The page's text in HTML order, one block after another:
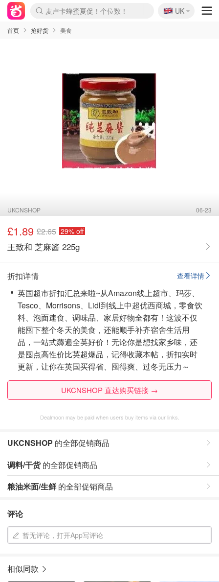
Prada/Miu 4.8折！
啥？必胜客披萨5折！
🇬🇧
UK
首页 抢好货 美食
UKCNSHOP 06-23
£1.89 £2.65 29% off
王致和 芝麻酱 225g
查看详情
折扣详情
英国超市折扣汇总来啦~从Amazon线上超市、玛莎、
Tesco、Morrisons、Lidl到线上中超优西商城，零食饮
料、泡面速食、调味品、家居好物全都有！这波不仅
能囤下整个冬天的美食，还能顺手补齐宿舍生活用
品，一站式薅遍全英好价！无论你是想找家乡味，还
是囤点高性价比英超爆品， 记得收藏本帖，折扣实时
更新 ，让你在英国买得省、囤得爽、过冬无压力～
UKCNSHOP 直达购买链接 →
Dealmoon may be paid when users buy items via our links.
UKCNSHOP 的全部促销商品
调料/干货的全部促销商品
粮油米面/生鲜的全部促销商品
评论
暂无评论，打开App写评论
相似同款